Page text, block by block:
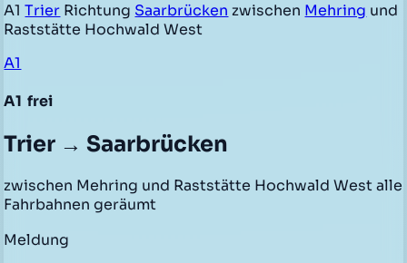
A1Trier Richtung Saarbrücken zwischen Mehring und
Raststätte Hochwald West
A1
A1 frei
Trier → Saarbrücken
zwischen Mehring und Raststätte Hochwald West alle
Fahrbahnen geräumt
Meldung